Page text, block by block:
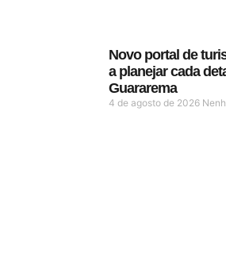
Novo portal de
a planejar cada
Guararema
4 de agosto de 2026